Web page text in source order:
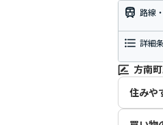
路線
詳細
方南
住みや